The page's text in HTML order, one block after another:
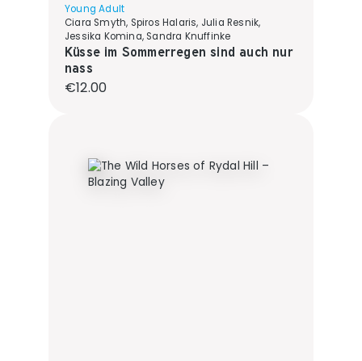
Young Adult
Ciara Smyth, Spiros Halaris, Julia Resnik,
Jessika Komina, Sandra Knuffinke
Küsse im Sommerregen sind auch nur
nass
Regular price:
€12.00